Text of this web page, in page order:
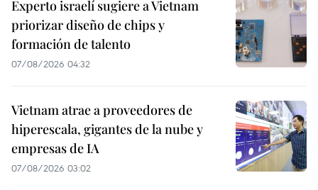
Experto israelí sugiere a Vietnam
priorizar diseño de chips y
formación de talento
07/08/2026 04:32
Vietnam atrae a proveedores de
hiperescala, gigantes de la nube y
empresas de IA
07/08/2026 03:02